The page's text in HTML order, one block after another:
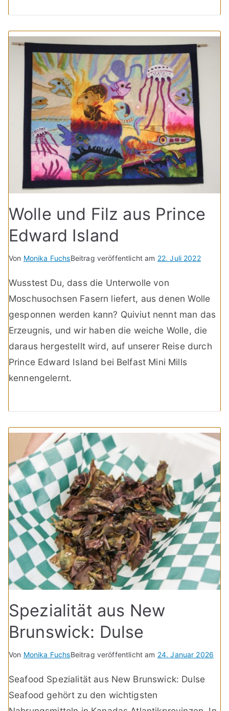
Wolle und Filz aus Prince
Edward Island
Von Monika FuchsBeitrag veröffentlicht am 22. Juli 2022
Wusstest Du, dass die Unterwolle von
Moschusochsen Fasern liefert, aus denen Wolle
gesponnen werden kann? Quiviut nennt man das
Erzeugnis, und wir haben die weiche Wolle, die
daraus hergestellt wird, auf unserer Reise durch
Prince Edward Island bei Belfast Mini Mills
kennengelernt.
Spezialität aus New
Brunswick: Dulse
Von Monika FuchsBeitrag veröffentlicht am 24. Januar 2026
Seafood Spezialität aus New Brunswick: Dulse
Seafood gehört zu den wichtigsten